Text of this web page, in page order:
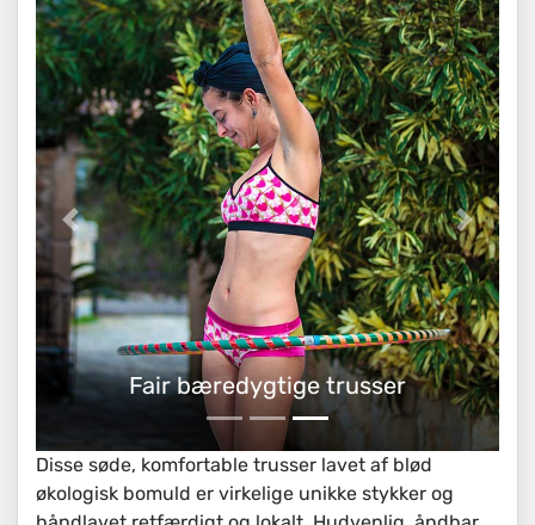
Fair bæredygtige trusser
Disse søde, komfortable trusser lavet af blød
økologisk bomuld er virkelige unikke stykker og